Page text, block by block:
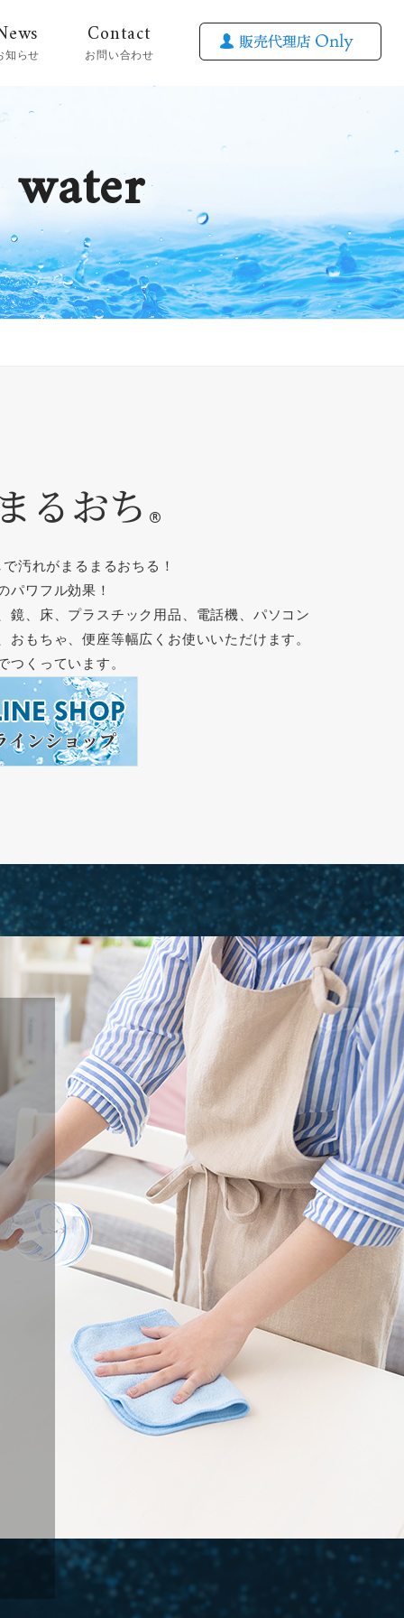
知らせ
Contact
お問い合わせ
るおち
汚れがまるまるおちる！
パワフル効果！
鏡、床、プラスチック用品、電話機、パソコン
おもちゃ、便座等幅広くお使いいただけます。
つくっています。